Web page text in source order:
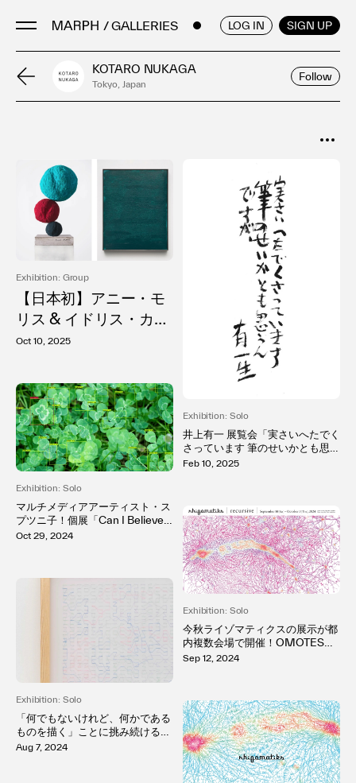
/ GALLERIES & MUSEUMS
LOG IN SIGN UP
Artists
Exhibitions
Art Fairs & Events
Press Releases
About
プライバシ−ポリシー
運営会社
お問い合わせ
ENGLISH / JAPANESE
KOTARO NUKAGA
Tokyo, Japan
Follow
Exhibition: Group
【日本初】アニー・モ
リス & イドリス・カー
ン「A Petal Silently F
国際的に活動するイギ
リス人アーティスト夫
妻の二人展をKOTARO
NUKAGA（六本木・
天王洲）で開催
Oct 10, 2025
Exhibition: Solo
井上有一 展覧会「実さいへたでく
さっています 筆のせいかとも思う
んですが。」KOTARO NUKAGA
Feb 10, 2025
Exhibition: Solo
マルチメディアアーティスト・ス
プツニ子！個展「Can I Believe i
n a Fortunate Tomorrow? ー幸
Oct 29, 2024
Exhibition: Solo
今秋ライゾマティクスの展示が都
内複数会場で開催！OMOTESA
NDO CROSSING PARK（東
己学習と創造性の進化」をテーマ
に新作を発表、キュレーターは 長
谷川祐子（金沢21世紀美術館館
長）〜
Sep 12, 2024
Exhibition: Solo
「何でもないけれど、何かである
ものを描く」ことに挑み続ける。
井上七海の個展「魚は水を知らな
Aug 7, 2024